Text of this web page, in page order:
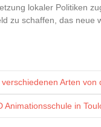
lokaler Politiken
zu schaffen, das neue
verschiedenen Arten
Animationsschule in